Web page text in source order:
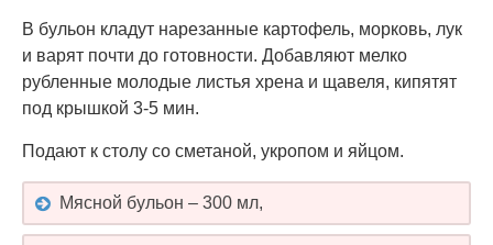
В бульон кладут нарезанные картофель, морковь, лук
и варят почти до готовности. Добавляют мелко
рубленные молодые листья хрена и щавеля, кипятят
под крышкой 3-5 мин.
Подают к столу со сметаной, укропом и яйцом.
Мясной бульон – 300 мл,